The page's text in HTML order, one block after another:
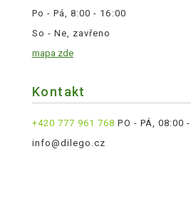
Po - Pá, 8:00 - 16:00
So - Ne, zavřeno
mapa zde
Kontakt
+420 777 961 768 PO - PÁ, 08:00
info@dilego.cz